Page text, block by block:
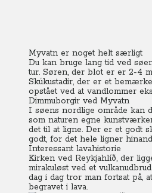
Myvatn er noget helt særligt
Du kan bruge lang tid ved
tur. Søren, der blot er er 2-4
Skúkustadir, der er et
opstået ved at vandlommer
Dimmuborgir ved Myvatn
I søens nordlige område kan
som naturen egne
det til at ligne. Der er et godt
godt, for det hele ligner
Interessant lavahistorie
Kirken ved Reykjahlíð, der
mirakuløst ved et
dag i dag tror man fortsat på,
begravet i lava.